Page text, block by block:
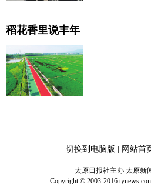
稻花香里说丰年
切换到电脑版 | 网站首
太原日报社主办 太原新
Copyright © 2003-2016